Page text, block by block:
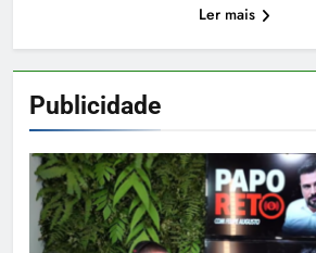
Ler mais
Publicidade